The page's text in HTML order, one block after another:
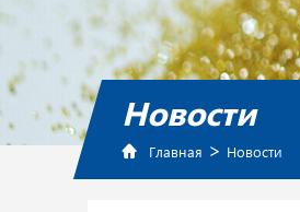
Новости
Главная > Новости